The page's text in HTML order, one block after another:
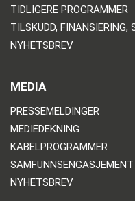
TIDLIGERE PROGRAMMER
TILSKUDD,
NYHETSBREV
MEDIA
PRESSEMELDINGER
MEDIEDEKNING
KABELPROGRAMMER
SAMFUNNSENGASJEMENT
NYHETSBREV